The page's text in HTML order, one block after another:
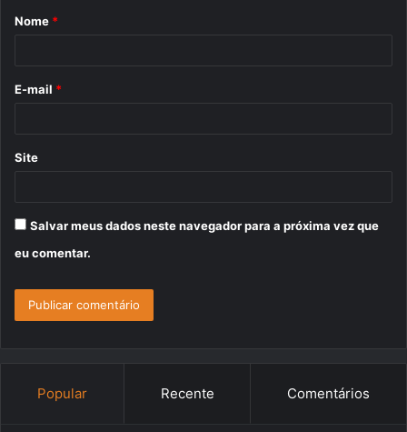
r
Nome *
E-mail *
Site
Salvar meus dados neste navegador para a próxima vez que
eu comentar.
Popular Recente Comentários